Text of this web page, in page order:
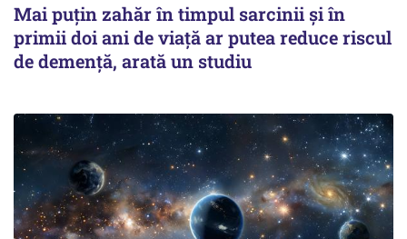
Mai puțin zahăr în timpul sarcinii și în
primii doi ani de viață ar putea reduce riscul
de demență, arată un studiu